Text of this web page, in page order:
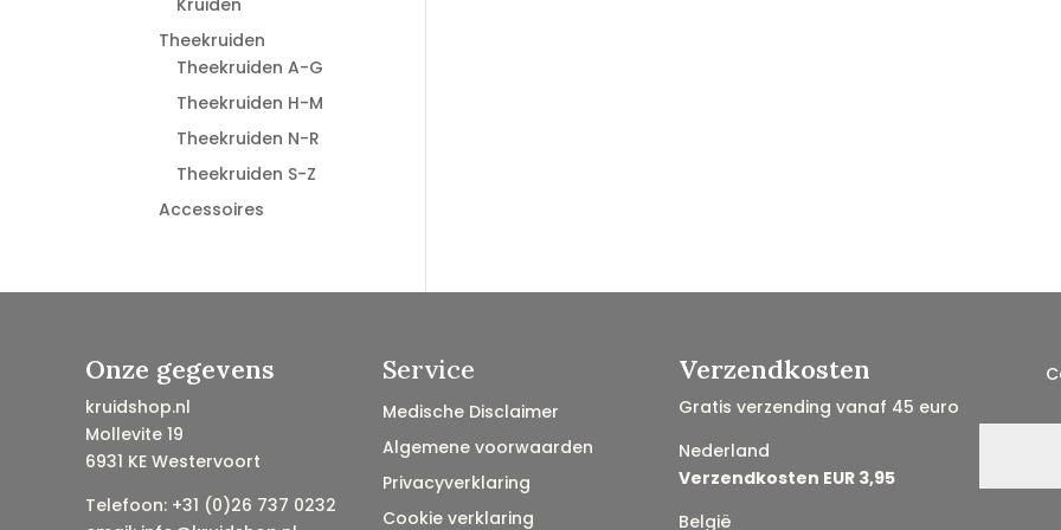
Kruiden
Theekruiden
Theekruiden A-G
Theekruiden H-M
Theekruiden N-R
Theekruiden S-Z
Accessoires
Onze gegevens
kruidshop.nl
Mollevite 19
6931 KE Westervoort
Telefoon: +31 (0)26 737 0232
Service
Medische Disclaimer
Algemene voorwaarden
Privacyverklaring
Cookie verklaring
Verzendkosten
Gratis verzending vanaf 45 euro
Nederland
Verzendkosten EUR 3,95
België